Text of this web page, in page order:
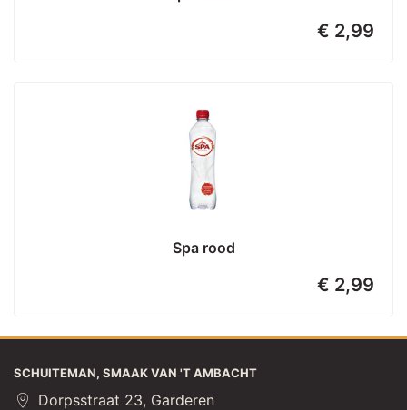
€ 2,99
Spa rood
€ 2,99
SCHUITEMAN, SMAAK VAN 'T AMBACHT
Dorpsstraat 23, Garderen